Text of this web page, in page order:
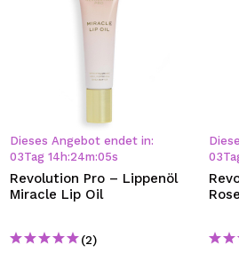
Dieses Angebot endet in:
03Tag 14 h:24m:05s
Revolution Pro – Lippenöl
Miracle Lip Oil
(2)
03